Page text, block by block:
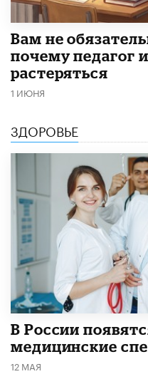
​Вам не
почему педагог
растеряться
1 ИЮНЯ
ЗДОРОВЬЕ
В России
медицинские
12 МАЯ